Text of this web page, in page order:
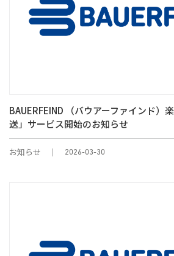
BAUERFEIND （バウアーファインド）
送」サービス開始のお知らせ
お知らせ 2026-03-30